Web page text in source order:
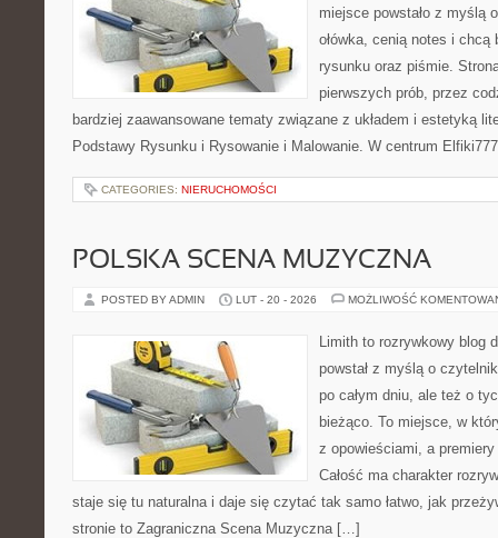
miejsce powstało z myślą
ołówka, cenią notes i chcą
rysunku oraz piśmie.
pierwszych prób, przez
bardziej zaawansowane tematy związane z układem i estetyką
Podstawy Rysunku i Rysowanie i Malowanie. W centrum
CATEGORIES: NIERUCHOMOŚCI
POLSKA SCENA MUZYCZNA
POSTED BY ADMIN LUT - 20 - 2026 MOŻLIWOŚĆ
Limith to rozrywkowy blog
powstał z myślą o
po całym dniu, ale też o
bieżąco. To miejsce, w
z opowieściami, a
Całość ma charakter
staje się tu naturalna i daje się czytać tak samo łatwo, jak
stronie to Zagraniczna Scena Muzyczna […]